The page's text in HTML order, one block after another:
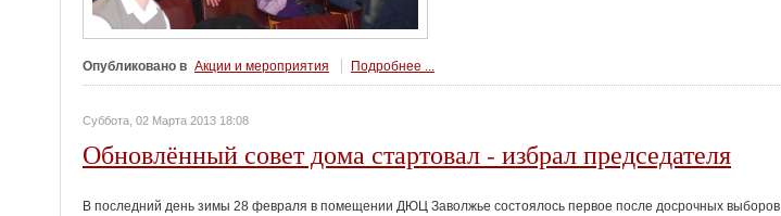
Опубликовано в Акции и мероприятия Подробнее ...
Суббота, 02 Марта 2013 18:08
Обновлённый совет дома стартовал - избрал председателя
В последний день зимы 28 февраля в помещении ДЮЦ Заволжье состоялось первое после досрочных выборов